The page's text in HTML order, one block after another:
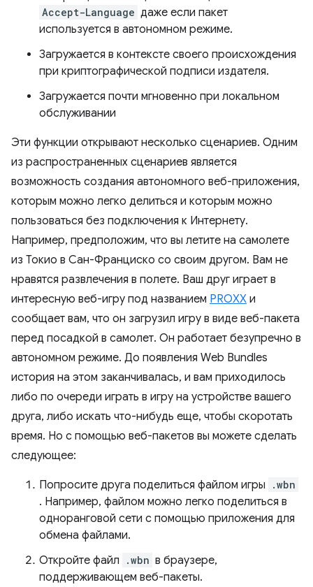
Accept-Language даже если пакет
используется в автономном режиме.
Загружается в контексте своего происхождения
при криптографической подписи издателя.
Загружается почти мгновенно при локальном
обслуживании
Эти функции открывают несколько сценариев. Одним
из распространенных сценариев является
возможность создания автономного веб-приложения,
которым можно легко делиться и которым можно
пользоваться без подключения к Интернету.
Например, предположим, что вы летите на самолете
из Токио в Сан-Франциско со своим другом. Вам не
нравятся развлечения в полете. Ваш друг играет в
интересную веб-игру под названием PROXX и
сообщает вам, что он загрузил игру в виде веб-пакета
перед посадкой в ​​самолет. Он работает безупречно в
автономном режиме. До появления Web Bundles
история на этом заканчивалась, и вам приходилось
либо по очереди играть в игру на устройстве вашего
друга, либо искать что-нибудь еще, чтобы скоротать
время. Но с помощью веб-пакетов вы можете сделать
следующее:
Попросите друга поделиться файлом игры .wbn
. Например, файлом можно легко поделиться в
одноранговой сети с помощью приложения для
обмена файлами.
Откройте файл
.wbn в браузере,
поддерживающем веб-пакеты.